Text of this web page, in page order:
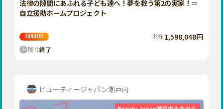
神奈川
福井
法律の隙間にあふれる子ども達へ！夢を救う第2の実家！＝
自立援助ホームプロジェクト
FUNDED! 現在1,598,048円
残り終了
ビューティージャパン瀬戸内